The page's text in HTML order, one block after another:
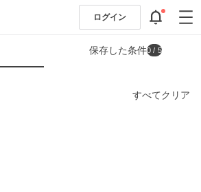
ログイン
保存した条件0 / 5
すべてクリア